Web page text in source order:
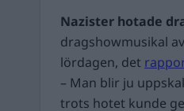
Nazister hotade
dragshowmusikal
lördagen, det
– Man blir ju
trots hotet kunde